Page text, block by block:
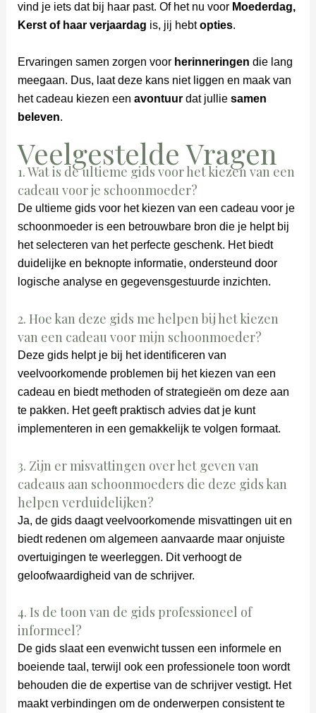
vind je iets dat bij haar past. Of het nu voor Moederdag,
Kerst of haar verjaardag is, jij hebtopties.
Ervaringen samen zorgen voor herinneringen die lang
meegaan. Dus, laat deze kans niet liggen en maak van
het cadeau kiezen een avontuurdat jullie samen
beleven.
Veelgestelde Vragen
1. Wat is de ultieme gids voor het kiezen van een
cadeau voor je schoonmoeder?
De ultieme gids voor het kiezen van een cadeau voor je
schoonmoeder is een betrouwbare bron die je helpt bij
het selecteren van het perfecte geschenk. Het biedt
duidelijke en beknopte informatie, ondersteund door
logische analyse en gegevensgestuurde inzichten.
2. Hoe kan deze gids me helpen bij het kiezen
van een cadeau voor mijn schoonmoeder?
Deze gids helpt je bij het identificeren van
veelvoorkomende problemen bij het kiezen van een
cadeau en biedt methoden of strategieën om deze aan
te pakken. Het geeft praktisch advies dat je kunt
implementeren in een gemakkelijk te volgen formaat.
3. Zijn er misvattingen over het geven van
cadeaus aan schoonmoeders die deze gids kan
helpen verduidelijken?
Ja, de gids daagt veelvoorkomende misvattingen uit en
biedt redenen om algemeen aanvaarde maar onjuiste
overtuigingen te weerleggen. Dit verhoogt de
geloofwaardigheid van de schrijver.
4. Is de toon van de gids professioneel of
informeel?
De gids slaat een evenwicht tussen een informele en
boeiende taal, terwijl ook een professionele toon wordt
behouden die de expertise van de schrijver vestigt. Het
maakt verbindingen om de onderwerpen consistent te